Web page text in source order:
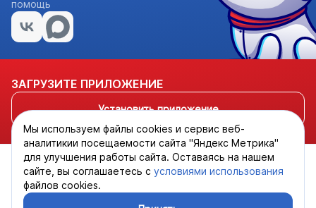
помощь
ЗАГРУЗИТЕ ПРИЛОЖЕНИЕ
Установить приложение
Мы используем файлы cookies и сервис веб-
аналитикии посещаемости сайта "Яндекс Метрика"
для улучшения работы сайта. Оставаясь на нашем
сайте, вы соглашаетесь с условиями использования
файлов cookies.